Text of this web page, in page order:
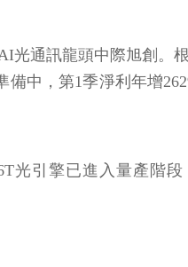
通訊龍頭中際旭創。
備中，第1季淨利年增
光引擎已進入量產階